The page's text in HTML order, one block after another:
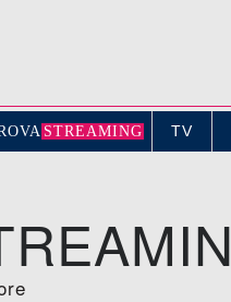
A STREAMING TV